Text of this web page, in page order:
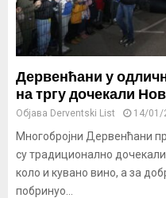
Дервенћани у
на тргу дочекали
Објава Derventski List 14/01/
Многобројни Дервенћани
су традиционално
коло и кувано вино, а за
побринуо...